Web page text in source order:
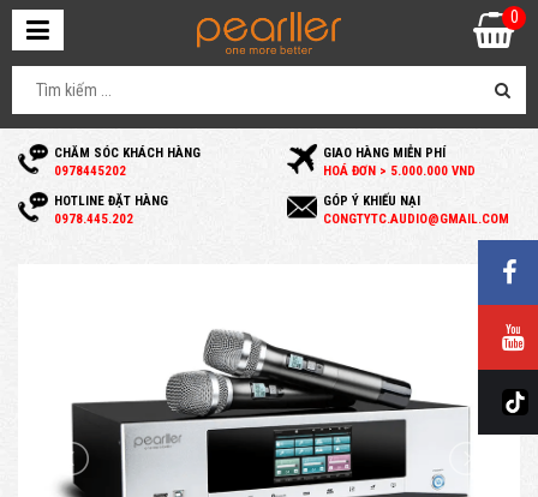
CHĂM SÓC KHÁCH HÀNG
0978445202
GIAO HÀNG MIỄN PHÍ
HOÁ ĐƠN > 5.000.000 VND
HOTLINE ĐẶT HÀNG
0978.445.202
GÓP Ý KHIẾU NẠI
CONGTYTC.AUDIO@GMAIL.COM
0